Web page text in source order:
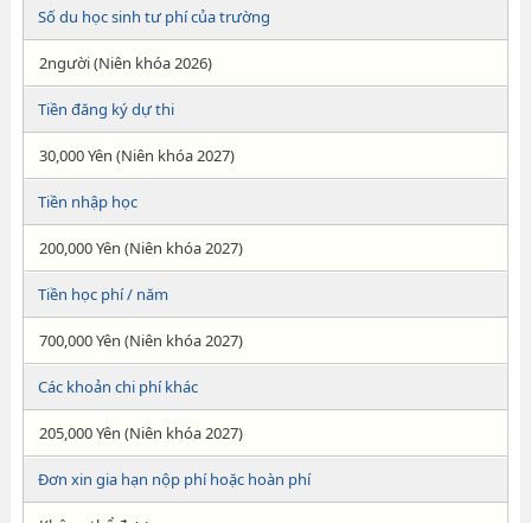
Số du học sinh tư phí của trường
2người (Niên khóa 2026)
Tiền đăng ký dự thi
30,000 Yên (Niên khóa 2027)
Tiền nhập học
200,000 Yên (Niên khóa 2027)
Tiền học phí / năm
700,000 Yên (Niên khóa 2027)
Các khoản chi phí khác
205,000 Yên (Niên khóa 2027)
Đơn xin gia hạn nộp phí hoặc hoàn phí